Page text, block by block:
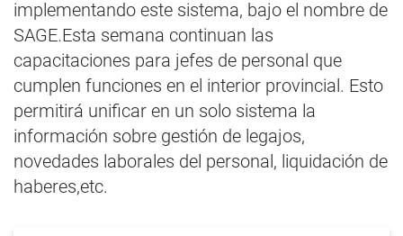
implementando este sistema, bajo el nombre de
SAGE.Esta semana continuan las
capacitaciones para jefes de personal que
cumplen funciones en el interior provincial. Esto
permitirá unificar en un solo sistema la
información sobre gestión de legajos,
novedades laborales del personal, liquidación de
haberes,etc.